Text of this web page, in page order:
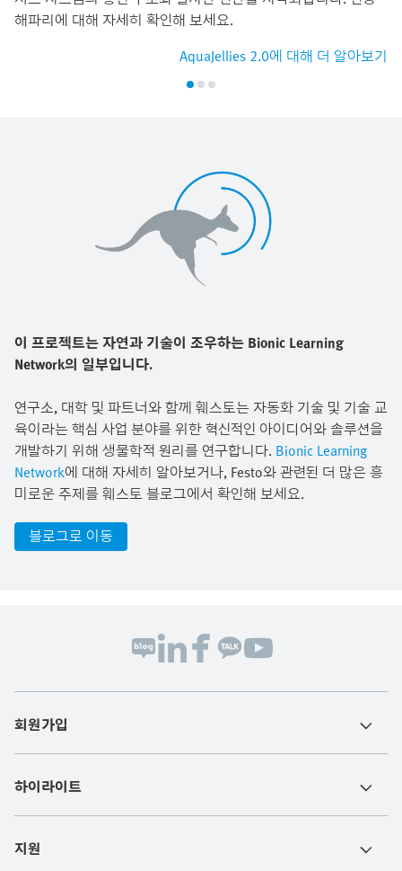
해파리에 대해 자세히 확인해 보세요.
AquaJellies 2.0에 대해 더 알아보기
이 프로젝트는 자연과 기술이 조우하는 Bionic Learning
Network의 일부입니다.
연구소, 대학 및 파트너와 함께 훼스토는 자동화 기술 및 기술 교
육이라는 핵심 사업 분야를 위한 혁신적인 아이디어와 솔루션을
개발하기 위해 생물학적 원리를 연구합니다. Bionic Learning
Network에 대해 자세히 알아보거나, Festo와 관련된 더 많은 흥
미로운 주제를 훼스토 블로그에서 확인해 보세요.
블로그로 이동
회원가입
하이라이트
지원